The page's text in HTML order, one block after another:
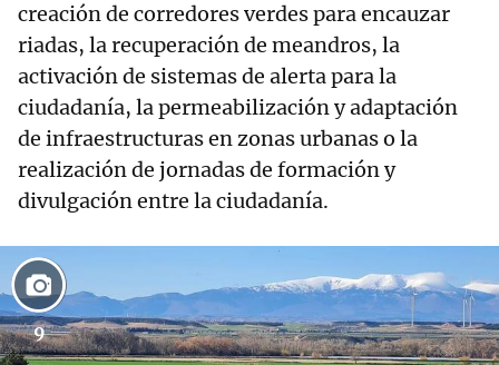
creación de corredores verdes para encauzar
riadas, la recuperación de meandros, la
activación de sistemas de alerta para la
ciudadanía, la permeabilización y adaptación
de infraestructuras en zonas urbanas o la
realización de jornadas de formación y
divulgación entre la ciudadanía.
9